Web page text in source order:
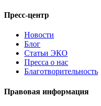
Пресс-центр
Новости
Блог
Статьи ЭКО
Пресса о нас
Благотворительность
Правовая информация